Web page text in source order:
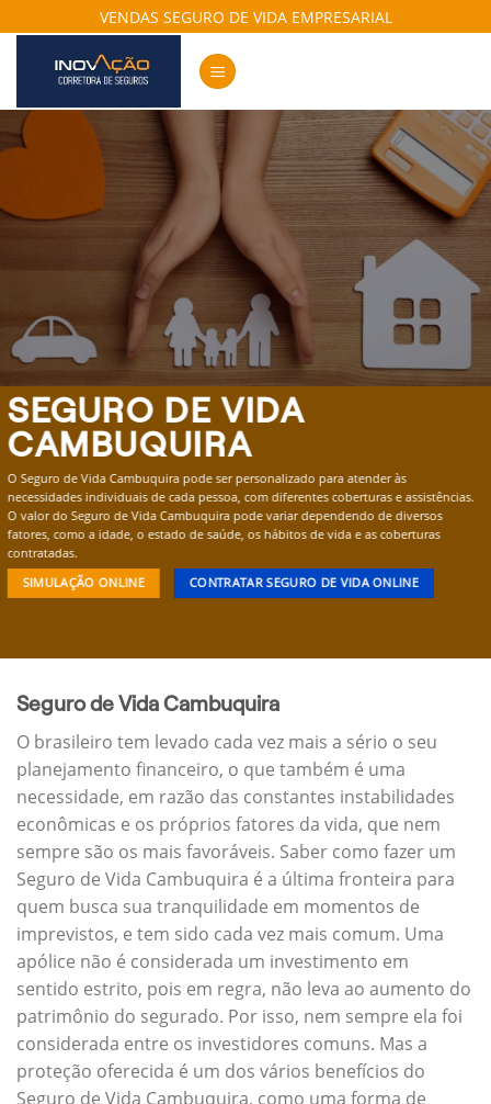
to
content
VENDAS SEGURO DE VIDA EMPRESARIAL
SEGURO DE VIDA
CAMBUQUIRA
O Seguro de Vida Cambuquira pode ser personalizado para atender às
necessidades individuais de cada pessoa, com diferentes coberturas e assistências.
O valor do Seguro de Vida Cambuquira pode variar dependendo de diversos
fatores, como a idade, o estado de saúde, os hábitos de vida e as coberturas
contratadas.
SIMULAÇÃO ONLINE CONTRATAR SEGURO DE VIDA ONLINE
Seguro de Vida Cambuquira
O brasileiro tem levado cada vez mais a sério o seu
planejamento financeiro, o que também é uma
necessidade, em razão das constantes instabilidades
econômicas e os próprios fatores da vida, que nem
sempre são os mais favoráveis. Saber como fazer um
Seguro de Vida Cambuquira é a última fronteira para
quem busca sua tranquilidade em momentos de
imprevistos, e tem sido cada vez mais comum. Uma
apólice não é considerada um investimento em
sentido estrito, pois em regra, não leva ao aumento do
patrimônio do segurado. Por isso, nem sempre ela foi
considerada entre os investidores comuns. Mas a
proteção oferecida é um dos vários benefícios do
Seguro de Vida Cambuquira, como uma forma de